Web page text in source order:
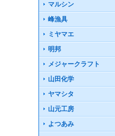
マルシン
峰漁具
ミヤマエ
明邦
メジャークラフト
山田化学
ヤマシタ
山元工房
よつあみ